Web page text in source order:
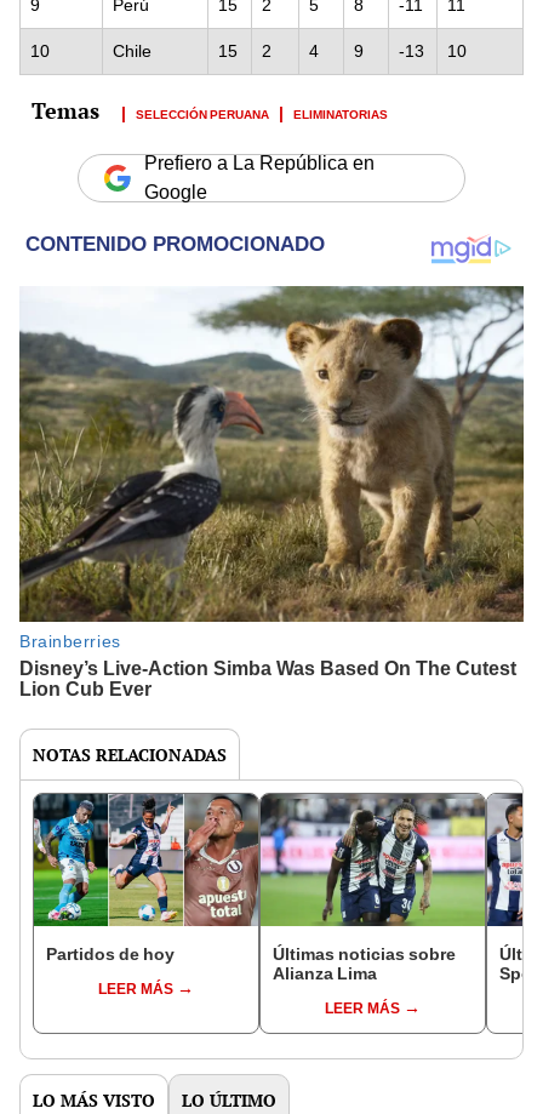
9 Perú 15 2 5 8 -11 11
10 Chile 15 2 4 9 -13 10
SELECCIÓN PERUANA ELIMINATORIAS
Prefiero a La República en
Google
NOTAS RELACIONADAS
Partidos de hoy
LEER MÁS
Últimas noticias sobre
Alianza Lima
LEER MÁS
LO MÁS VISTO LO ÚLTIMO